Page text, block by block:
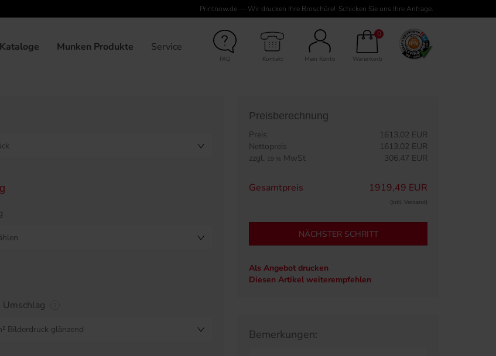
Printnow.de — Wir drucken Ihre Broschüre! Schicken Sie uns Ihre Anfrage.
Kataloge Munken Produkte Service
FAQ Kontakt Mein Konto
0
Warenkorb
Broschüre klebegebunden, DIN-A4, Umschlag 4-seitig, 124 Seiten Inhalt
Bilderdruck glänzend
Preisberechnung
Preis
1613,02 EUR
Nettopreis
1613,02 EUR
zzgl. 19 % MwSt 306,47 EUR
Gesamtpreis 1919,49 EUR
(inkl. Versand)
NÄCHSTER SCHRITT
Als Angebot drucken
Diesen Artikel weiterempfehlen
Bemerkungen: